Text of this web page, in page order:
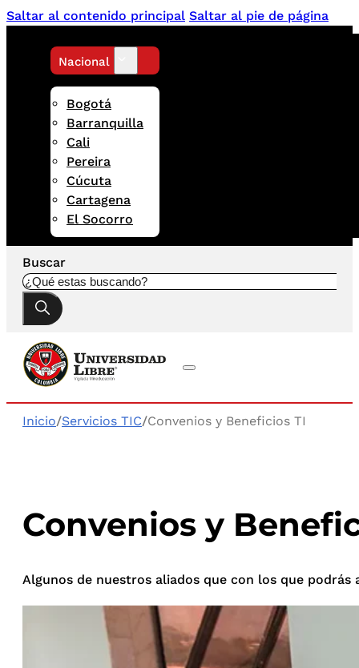
Saltar al contenido principal Saltar al pie de página
Nacional
Bogotá
Barranquilla
Cali
Pereira
Cúcuta
Cartagena
El Socorro
Buscar
Inicio/Servicios TIC/Convenios y Beneficios TI
Convenios y
Algunos de nuestros aliados que con los que